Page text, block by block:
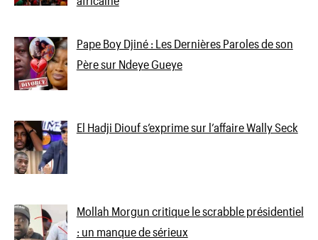
Pape Boy Djiné : Les Dernières Paroles de son
Père sur Ndeye Gueye
El Hadji Diouf s’exprime sur l’affaire Wally Seck
Mollah Morgun critique le scrabble présidentiel
: un manque de sérieux